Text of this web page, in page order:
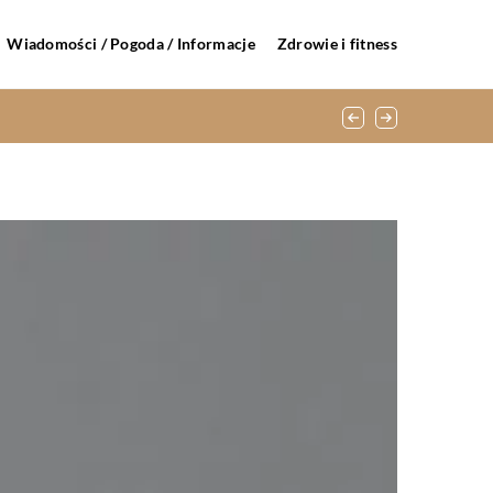
Wiadomości / Pogoda / Informacje Zdrowie i fitness